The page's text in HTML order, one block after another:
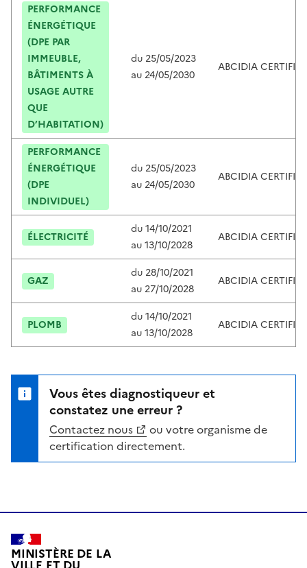
PERFORMANCE
ÉNERGÉTIQUE
(DPE PAR
IMMEUBLE,
BÂTIMENTS À
USAGE AUTRE
QUE
D’HABITATION)
du 25/05/2023
au 24/05/2030
ABCIDIA
PERFORMANCE
ÉNERGÉTIQUE
(DPE
INDIVIDUEL)
du 25/05/2023
au 24/05/2030
ABCIDIA
ÉLECTRICITÉ
du14/10/2021
au13/10/2028
ABCIDIA
GAZ
du 28/10/2021
au 27/10/2028
ABCIDIA
PLOMB
du14/10/2021
au13/10/2028
ABCIDIA
Vous êtes diagnostiqueur et
constatez une erreur ?
Contactez nous
ou votre organisme de
certification directement.
MINISTÈRE DE LA